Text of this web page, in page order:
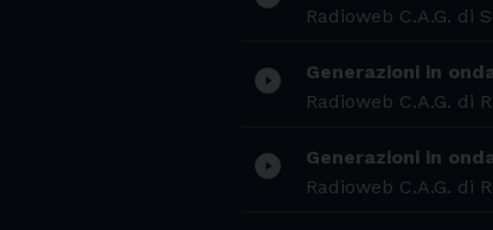
Radioweb C.A.G. di
play_circle_filled
Generazioni in
Radioweb C.A.G. di
play_circle_filled
Generazioni in
Radioweb C.A.G. di